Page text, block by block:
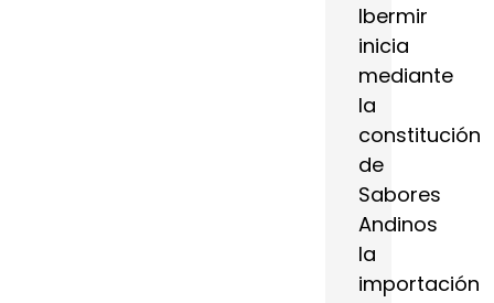
Ibermir
inicia
mediante
la
constitución
de
Sabores
Andinos
la
importación